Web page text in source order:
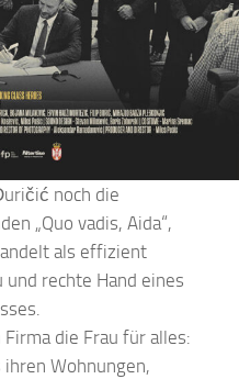
noch die
„Quo vadis, Aida“,
als effizient
rechte Hand eines
die Frau für alles:
Wohnungen,